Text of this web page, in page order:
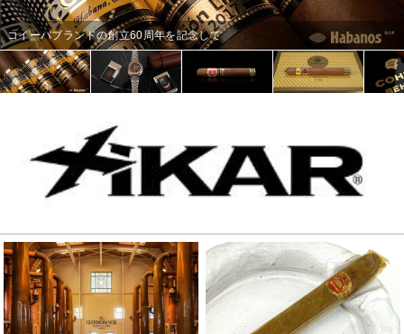
Cigar Information Cigar Column
Memorandum 葉巻人